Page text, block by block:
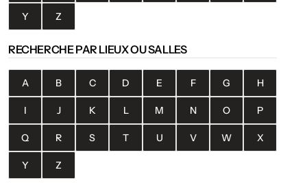
Y Z
RECHERCHE PAR LIEUX OU SALLES
A B C D E F G H
I J K L M N O P
Q R S T U V W X
Y Z